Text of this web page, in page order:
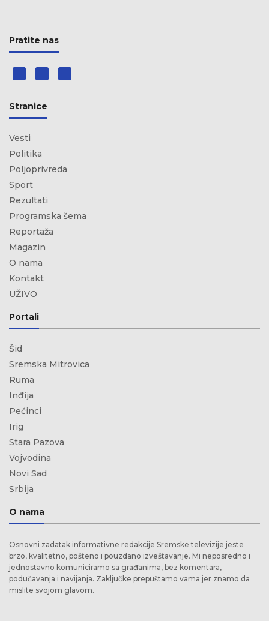
Pratite nas
Stranice
Vesti
Politika
Poljoprivreda
Sport
Rezultati
Programska šema
Reportaža
Magazin
O nama
Kontakt
UŽIVO
Portali
Šid
Sremska Mitrovica
Ruma
Inđija
Pećinci
Irig
Stara Pazova
Vojvodina
Novi Sad
Srbija
O nama
Osnovni zadatak informativne redakcije Sremske televizije jeste
brzo, kvalitetno, pošteno i pouzdano izveštavanje. Mi neposredno i
jednostavno komuniciramo sa građanima, bez komentara,
podučavanja i navijanja. Zaključke prepuštamo vama jer znamo da
mislite svojom glavom.